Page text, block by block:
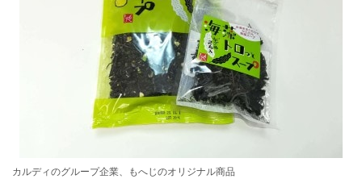
カルディのグループ企業、もへじのオリジナル商品